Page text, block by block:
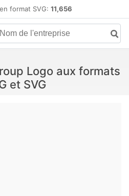
format SVG: 11,656
Logo aux formats
et SVG